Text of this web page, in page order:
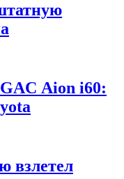
Aion i60:
взлетел